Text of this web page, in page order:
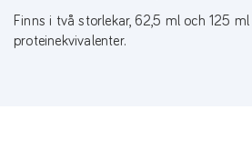
Finns i två storlekar, 62,5 ml och 125
proteinekvivalenter.